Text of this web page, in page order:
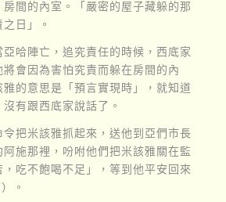
房間的內室。「嚴密的屋子藏躲的那
日」。
哈陣亡，追究責任的時候，西底家
會因為害怕究責而躲在房間的內
的意思是「預言實現時」，就知道
有跟西底家說話了。
把米該雅抓起來，送他到亞們市長
施那裡，吩咐他們把米該雅關在監
吃不飽喝不足」，等到他平安回來
。